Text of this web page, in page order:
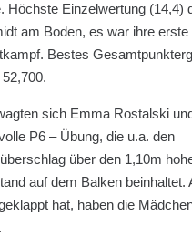
Höchste Einzelwertung (14,4)
am Boden, es war ihre erste
Bestes
sich Emma Rostalski
P6 – Übung, die u.a. den
über den 1,10m
auf dem Balken beinhaltet.
hat, haben die